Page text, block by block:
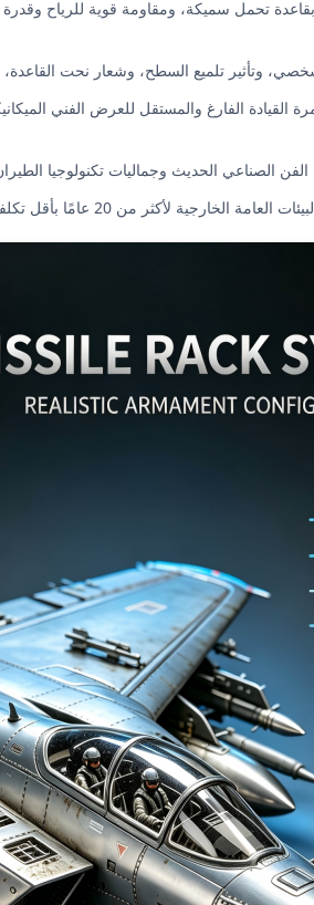
تحمل سميكة، ومقاومة قوية للرياح
وتأثير تلميع السطح، وشعار نحت
القيادة الفارغ والمستقل للعرض الفني
الصناعي الحديث وجماليات تكنولوجيا
الخارجية لأكثر من 20 عامًا بأقل تكلفة صيانة يومية.